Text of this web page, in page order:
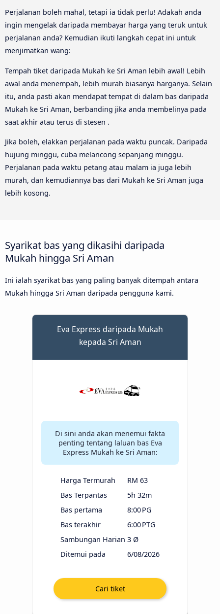
Perjalanan boleh mahal, tetapi ia tidak perlu! Adakah anda
ingin mengelak daripada membayar harga yang teruk untuk
perjalanan anda? Kemudian ikuti langkah cepat ini untuk
menjimatkan wang:
Tempah tiket daripada Mukah ke Sri Aman lebih awal! Lebih
awal anda menempah, lebih murah biasanya harganya. Selain
itu, anda pasti akan mendapat tempat di dalam bas daripada
Mukah ke Sri Aman, berbanding jika anda membelinya pada
saat akhir atau terus di stesen .
Jika boleh, elakkan perjalanan pada waktu puncak. Daripada
hujung minggu, cuba melancong sepanjang minggu.
Perjalanan pada waktu petang atau malam ia juga lebih
murah, dan kemudiannya bas dari Mukah ke Sri Aman juga
lebih kosong.
Syarikat bas yang dikasihi daripada
Mukah hingga Sri Aman
Ini ialah syarikat bas yang paling banyak ditempah antara
Mukah hingga Sri Aman daripada pengguna kami.
Eva Express daripada Mukah
kepada Sri Aman
Di sini anda akan menemui fakta
penting tentang laluan bas Eva
Express Mukah ke Sri Aman:
Harga Termurah
RM 63
Bas Terpantas
5h 32m
Bas pertama
8:00 PG
Bas terakhir
6:00 PTG
Sambungan Harian 3 Ø
Ditemui pada
6/08/2026